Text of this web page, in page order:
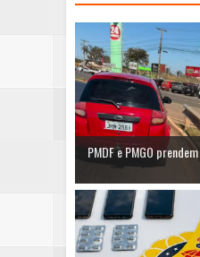
PMDF e PMGO